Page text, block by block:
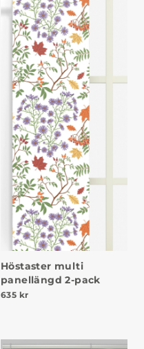
Höstaster multi
panellängd 2-pack
635 kr